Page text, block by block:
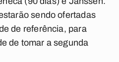
sendo ofertadas
de referência, para
de tomar a segunda